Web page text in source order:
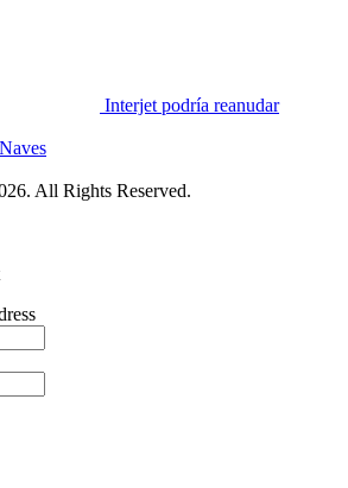
Interjet podría reanudar
All Rights Reserved.